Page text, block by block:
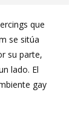
que
se sitúa
su parte,
lado. El
gay